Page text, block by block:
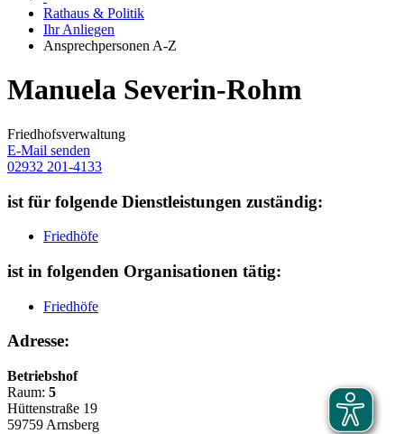
Rathaus & Politik
Ihr Anliegen
Ansprechpersonen A-Z
Manuela Severin-Rohm
Friedhofsverwaltung
E-Mail senden
02932 201-4133
ist für folgende Dienstleistungen zuständig:
Friedhöfe
ist in folgenden Organisationen tätig:
Friedhöfe
Adresse:
Betriebshof
Raum: 5
Hüttenstraße 19
59759 Arnsberg